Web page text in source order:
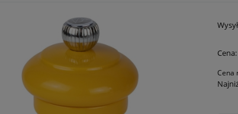
Cena:
Cena